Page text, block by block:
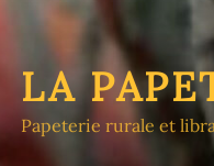
LA
Papeterie rurale et